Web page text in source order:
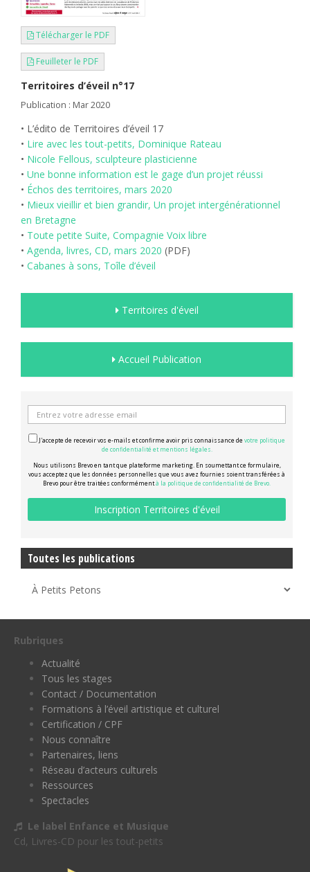
Télécharger le PDF
Feuilleter le PDF
Territoires d’éveil n°17
Publication : Mar 2020
• L’édito de Territoires d’éveil 17
• Lire avec les tout-petits, Dominique Rateau
• Nicole Fellous, sculpteure plasticienne
• Une bonne information est le gage d’un projet réussi
• Échos des territoires, mars 2020
• Mieux vieillir et bien grandir, Un projet intergénérationnel
en Bretagne
• Toute petite Suite, Compagnie Voix libre
• Agenda, livres, CD, mars 2020 (PDF)
• Cabanes à sons, Toîle d’éveil
Territoires d'éveil
Accueil Publication
J'accepte de recevoir vos e-mails et confirme avoir pris connaissance de votre politique
de confidentialité et mentions légales.
Nous utilisons Brevo en tant que plateforme marketing. En soumettant ce formulaire,
vous acceptez que les données personnelles que vous avez fournies soient transférées à
Brevo pour être traitées conformémentà la politique de confidentialité de Brevo.
Toutes les publications
Rubriques
Actualité
Tous les stages
Contact / Documentation
Formations à l’éveil artistique et culturel
Certification / CPF
Nous connaître
Partenaires, liens
Réseau d’acteurs culturels
Ressources
Spectacles
Le label Enfance et Musique
Cd, Livres-CD pour les tout-petits